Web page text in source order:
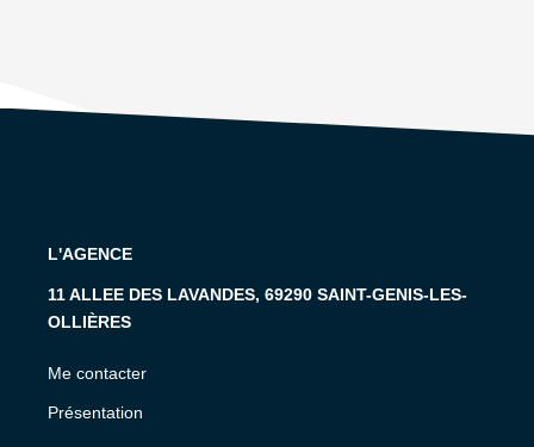
L'AGENCE
11 ALLEE DES LAVANDES, 69290 SAINT-GENIS-LES-
OLLIÈRES
Me contacter
Présentation